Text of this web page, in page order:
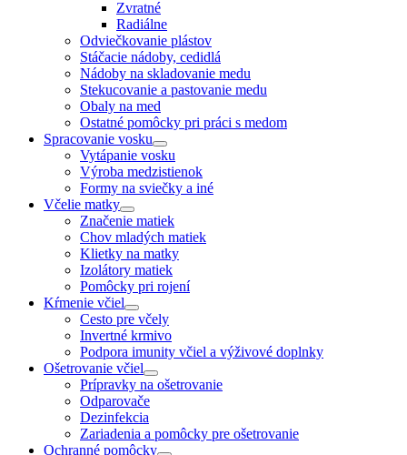
Zvratné
Radiálne
Odviečkovanie plástov
Stáčacie nádoby, cedidlá
Nádoby na skladovanie medu
Stekucovanie a pastovanie medu
Obaly na med
Ostatné pomôcky pri práci s medom
Spracovanie vosku
Vytápanie vosku
Výroba medzistienok
Formy na sviečky a iné
Včelie matky
Značenie matiek
Chov mladých matiek
Klietky na matky
Izolátory matiek
Pomôcky pri rojení
Kŕmenie včiel
Cesto pre včely
Invertné krmivo
Podpora imunity včiel a výživové doplnky
Ošetrovanie včiel
Prípravky na ošetrovanie
Odparovače
Dezinfekcia
Zariadenia a pomôcky pre ošetrovanie
Ochranné pomôcky